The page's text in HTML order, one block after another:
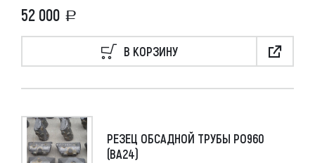
52 000
В КОРЗИНУ
РЕЗЕЦ ОБСАДНОЙ ТРУБЫ РО960
(ВА24)